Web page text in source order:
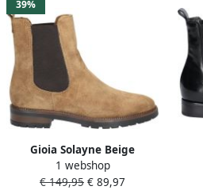
39%
Gioia Solayne Beige
1 webshop
€ 149,95 € 89,97